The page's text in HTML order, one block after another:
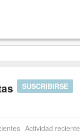
SUSCRIBIRSE
Actividad reciente